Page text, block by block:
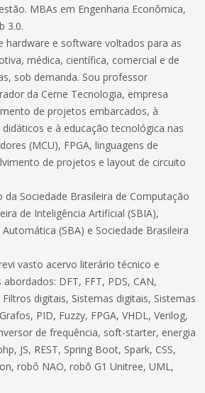
MBAs em Engenharia Econômica,
3.0.
hardware e software voltados para as
médica, científica, comercial e de
sob demanda. Sou professor
da Cerne Tecnologia, empresa
de projetos embarcados, à
e à educação tecnológica nas
(MCU), FPGA, linguagens de
de projetos e layout de circuito
Sociedade Brasileira de Computação
de Inteligência Artificial (SBIA),
(SBA) e Sociedade Brasileira
vasto acervo literário técnico e
DFT, FFT, PDS, CAN,
digitais, Sistemas digitais, Sistemas
PID, Fuzzy, FPGA, VHDL, Verilog,
de frequência, soft-starter, energia
JS, REST, Spring Boot, Spark, CSS,
robô NAO, robô G1 Unitree, UML,